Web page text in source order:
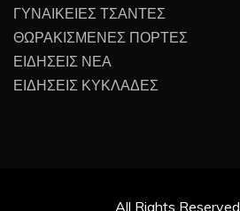
ΓΥΝΑΙΚΕΙΕΣ ΤΣΑΝΤΕΣ
ΘΩΡΑΚΙΣΜΕΝΕΣ ΠΟΡΤΕΣ
ΕΙΔΗΣΕΙΣ ΝΕΑ
ΕΙΔΗΣΕΙΣ ΚΥΚΛΑΔΕΣ
All Rights